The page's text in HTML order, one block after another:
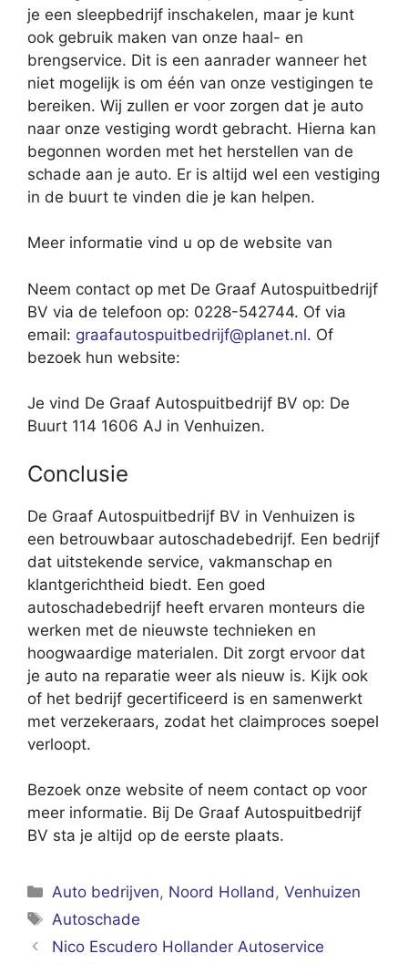
je een sleepbedrijf inschakelen, maar je kunt
ook gebruik maken van onze haal- en
brengservice. Dit is een aanrader wanneer het
niet mogelijk is om één van onze vestigingen te
bereiken. Wij zullen er voor zorgen dat je auto
naar onze vestiging wordt gebracht. Hierna kan
begonnen worden met het herstellen van de
schade aan je auto. Er is altijd wel een vestiging
in de buurt te vinden die je kan helpen.
Meer informatie vind u op de website van
Neem contact op met De Graaf Autospuitbedrijf
BV via de telefoon op: 0228-542744. Of via
email: graafautospuitbedrijf@planet.nl. Of
bezoek hun website:
Je vind De Graaf Autospuitbedrijf BV op: De
Buurt 114 1606 AJ in Venhuizen.
Conclusie
De Graaf Autospuitbedrijf BV in Venhuizen is
een betrouwbaar autoschadebedrijf. Een bedrijf
dat uitstekende service, vakmanschap en
klantgerichtheid biedt. Een goed
autoschadebedrijf heeft ervaren monteurs die
werken met de nieuwste technieken en
hoogwaardige materialen. Dit zorgt ervoor dat
je auto na reparatie weer als nieuw is. Kijk ook
of het bedrijf gecertificeerd is en samenwerkt
met verzekeraars, zodat het claimproces soepel
verloopt.
Bezoek onze website of neem contact op voor
meer informatie. Bij De Graaf Autospuitbedrijf
BV sta je altijd op de eerste plaats.
Categorieën
Auto bedrijven, Noord Holland,Venhuizen
Tags
Autoschade
Nico Escudero Hollander Autoservice